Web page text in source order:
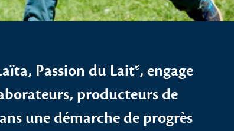
Passion du Lait®, engage
producteurs de
une démarche de progrès